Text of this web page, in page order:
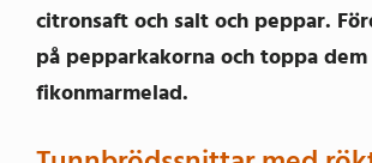
citronsaft och salt och peppar.
på pepparkakorna och toppa
fikonmarmelad.